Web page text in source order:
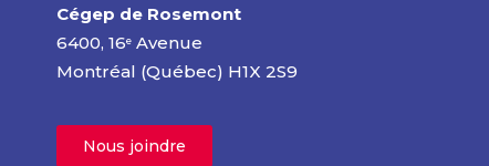
Cégep de Rosemont
6400, 16e Avenue
Montréal (Québec) H1X 2S9
Nous joindre